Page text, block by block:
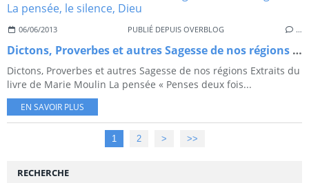
06/06/2013 PUBLIÉ DEPUIS OVERBLOG …
Dictons, Proverbes et autres Sagesse de nos régions : La pensée, le silence, Dieu
Dictons, Proverbes et autres Sagesse de nos régions Extraits du
livre de Marie Moulin La pensée « Penses deux fois...
EN SAVOIR PLUS
1 2 > >>
RECHERCHE